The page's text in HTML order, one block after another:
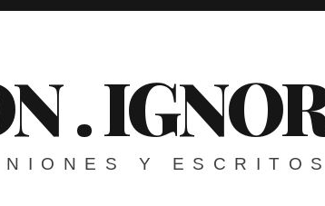
.
Y